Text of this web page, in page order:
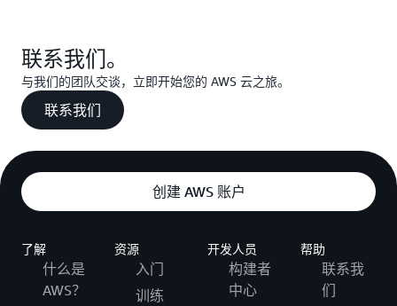
联系我们。
与我们的团队交谈，立即开始您的 AWS 云之旅。
联系我们
创建 AWS 账户
了解
什么是
AWS？
资源
入门
训练
开发人员
构建者
中心
帮助
联系我
们